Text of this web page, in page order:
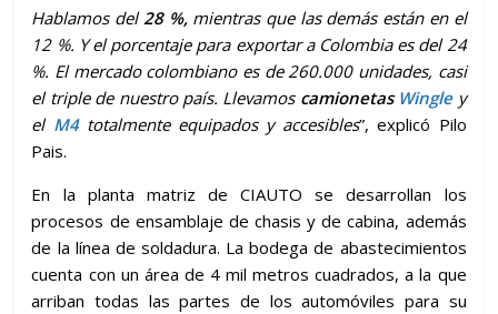
Hablamos del 28 %,mientras que las demás están en el
12 %. Y el porcentaje para exportar a Colombia es del 24
%. El mercado colombiano es de 260.000 unidades, casi
el triple de nuestro país. Llevamos camionetas Wingley
el M4 totalmente equipados y accesibles”, explicó Pilo
Pais.
En la planta matriz de CIAUTO se desarrollan los
procesos de ensamblaje de chasis y de cabina, además
de la línea de soldadura. La bodega de abastecimientos
cuenta con un área de 4 mil metros cuadrados, a la que
arriban todas las partes de los automóviles para su